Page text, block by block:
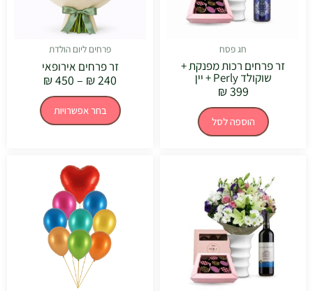
חג פסח
זר פרחים רכות מפנקת +
שוקולד Perly + יין
₪399
הוספה לסל
פרחים ליום הולדת
זר פרחים אירופאי
₪240
–
₪450
בחר אפשרויות